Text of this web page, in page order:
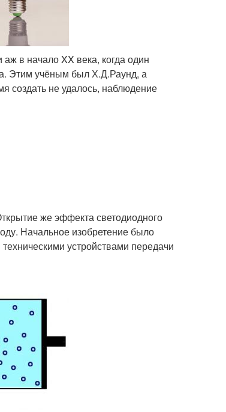
в начало XX века, когда один
Этим учёным был Х.Д.Раунд, а
создать не удалось, наблюдение
же эффекта светодиодного
Начальное изобретение было
устройствами передачи